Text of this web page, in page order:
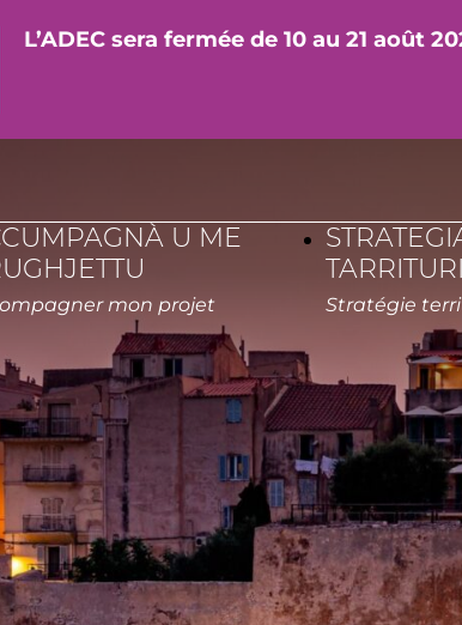
L’ADEC sera fermée de 10 au 21 août
U ME
Accompagner mon projet